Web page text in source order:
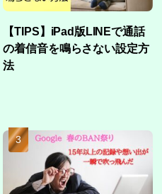
【TIPS】iPad版LINEで通話
の着信音を鳴らさない設定方
法